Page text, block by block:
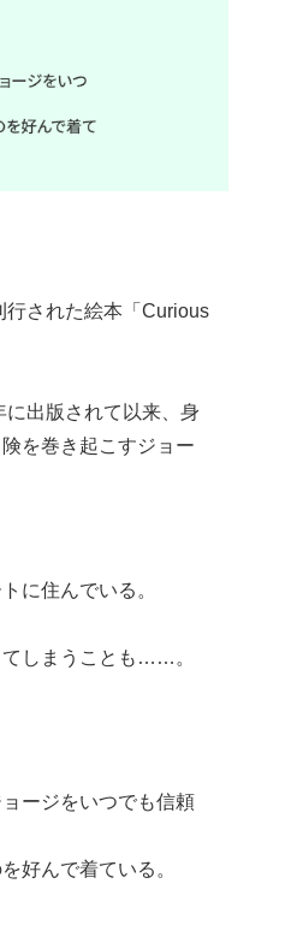
行された絵本「Curious
出版されて以来、身
を巻き起こすジョー
に住んでいる。
てしまうことも……。
ージをいつでも信頼
好んで着ている。